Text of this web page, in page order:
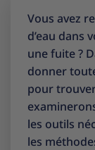
Vous avez
d’eau dans
une fuite ?
donner
pour
les outils
les